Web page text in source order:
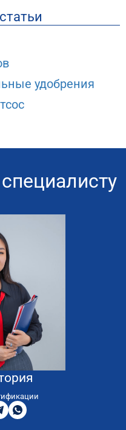
удобрения
WhatsApp